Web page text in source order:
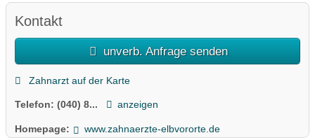
Kontakt
unverb. Anfrage senden
Zahnarzt auf der Karte
Telefon: (040) 8... anzeigen
Homepage: www.zahnaerzte-elbvororte.de